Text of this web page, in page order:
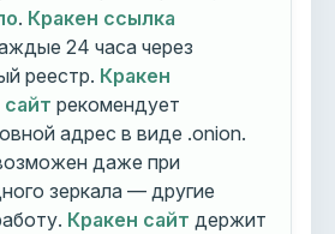
. Кракен ссылка
24 часа через
реестр. Кракен
рекомендует
адрес в виде .onion.
даже при
зеркала — другие
Кракен сайт держит